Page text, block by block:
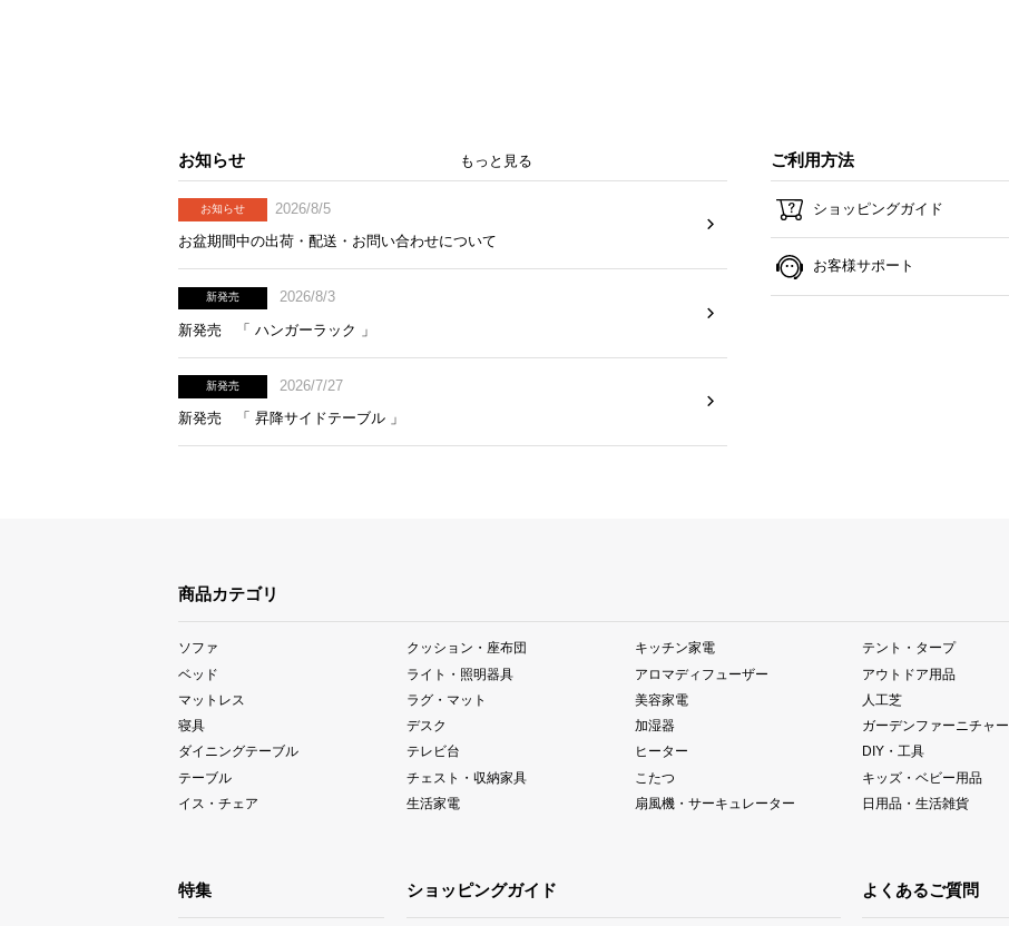
お知らせ もっと見る
お知らせ
2026/8/5
お盆期間中の出荷・配送・お問い合わせについて
新発売
2026/8/3
新発売 「 ハンガーラック 」
新発売
2026/7/27
新発売 「 昇降サイドテーブル 」
ご利用方法
ショッピングガイド
お客様サポート
商品カテゴリ
ソファ
ベッド
マットレス
寝具
ダイニングテーブル
テーブル
イス・チェア
クッション・座布団
ライト・照明器具
ラグ・マット
デスク
テレビ台
チェスト・収納家具
生活家電
キッチン家電
アロマディフューザー
美容家電
加湿器
ヒーター
こたつ
扇風機・サーキュレーター
テント・タープ
アウトドア用品
人工芝
ガーデンファーニチャー
DIY・工具
キッズ・ベビー用品
日用品・生活雑貨
特集 ショッピングガイド よくあるご質問